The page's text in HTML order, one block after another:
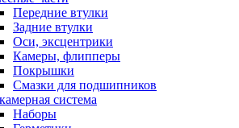
Передние втулки
Задние втулки
Оси, эксцентрики
Камеры, флипперы
Покрышки
Смазки для подшипников
система
Наборы